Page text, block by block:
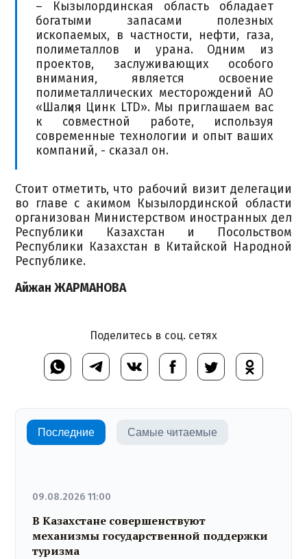
Поделитесь в соц. сетях
– Кызылординская область обладает
богатыми запасами полезных
ископаемых, в частности, нефти, газа,
полиметаллов и урана. Одним из
проектов, заслуживающих особого
внимания, является освоение
полиметаллических месторождений АО
«Шалқия Цинк LTD». Мы приглашаем вас
к совместной работе, используя
современные технологии и опыт ваших
компаний, - сказал он.
Стоит отметить, что рабочий визит делегации
во главе с акимом Кызылординской области
организован Министерством иностранных дел
Республики Казахстан и Посольством
Республики Казахстан в Китайской Народной
Республике.
Айжан ЖАРМАНОВА
Последние Самые читаемые
09.08.2026 11:00
В Казахстане совершенствуют
механизмы государственной поддержки
туризма